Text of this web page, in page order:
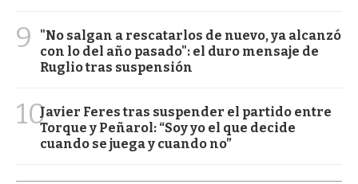
9
"No salgan a rescatarlos de nuevo, ya alcanzó
con lo del año pasado": el duro mensaje de
Ruglio tras suspensión
10Javier Feres tras suspender el partido entre
Torque y Peñarol: “Soy yo el que decide
cuando se juega y cuando no”